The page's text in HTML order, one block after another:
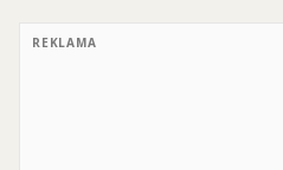
REKLAMA